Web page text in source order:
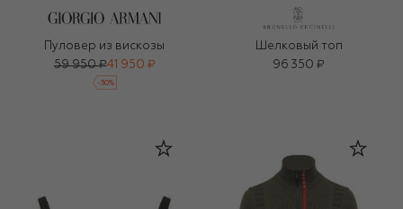
Пуловер из вискозы
59 950 ₽41 950 ₽
-30%
Шелковый топ
96 350 ₽